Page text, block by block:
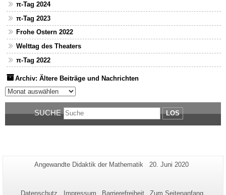
π-Tag 2024
π-Tag 2023
Frohe Ostern 2022
Welttag des Theaters
π-Tag 2022
Archiv: Ältere Beiträge und Nachrichten
Archiv: Ältere Beiträge und Nachrichten
SUCHE LOS
Zusätzliche
Seiten-
Angewandte Didaktik der Mathematik
Letzte
20. Juni 2020
Datenschutz Impressum Barrierefreiheit Zum Seitenanfang